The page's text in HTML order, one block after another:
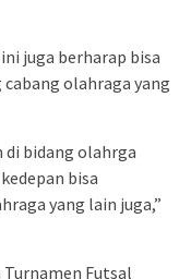
juga berharap bisa
olahraga yang
di bidang olahrga
bisa
yang lain juga,”
Futsal